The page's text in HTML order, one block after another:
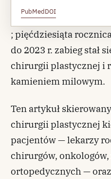
PubMedDOI
; pięćdziesiąta
do 2023 r. zabieg stał
chirurgii plastycznej i
kamieniem milowym.
Ten artykuł
chirurgii plastycznej
pacjentów — lekarzy
chirurgów, onkologów,
ortopedycznych —